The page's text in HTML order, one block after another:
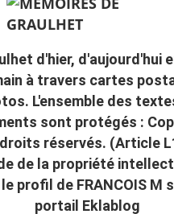
d'hier, d'aujourd'hui
à travers cartes
L'ensemble des
sont protégés :
réservés. (Article
de la propriété
profil de FRANCOIS M
portail Eklablog